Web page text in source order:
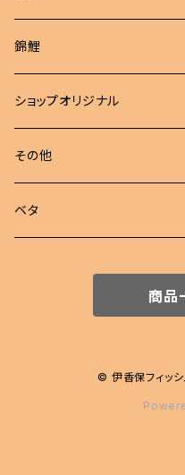
成魚
若魚
非選別商品
成魚
若魚
ピンポンパール
現物出品
江戸錦
東錦
らんちゅう
錦鯉
ショップオリジナル
めだか 定額
めだか セット
その他
ベタ
商品
© 伊香保フィッシ